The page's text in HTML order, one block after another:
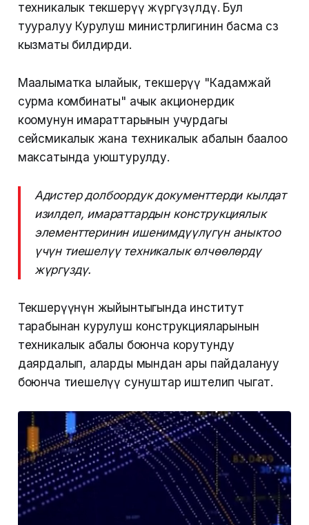
техникалык текшерүү жүргүзүлдү. Бул
тууралуу Курулуш министрлигинин басма сөз
кызматы билдирди.
Маалыматка ылайык, текшерүү "Кадамжай
сурма комбинаты" ачык акционердик
коомунун имараттарынын учурдагы
сейсмикалык жана техникалык абалын баалоо
максатында уюштурулду.
Адистер долбоордук документтерди кылдат
изилдеп, имараттардын конструкциялык
элементтеринин ишенимдүүлүгүн аныктоо
үчүн тиешелүү техникалык өлчөөлөрдү
жүргүздү.
Текшерүүнүн жыйынтыгында институт
тарабынан курулуш конструкцияларынын
техникалык абалы боюнча корутунду
даярдалып, аларды мындан ары пайдалануу
боюнча тиешелүү сунуштар иштелип чыгат.